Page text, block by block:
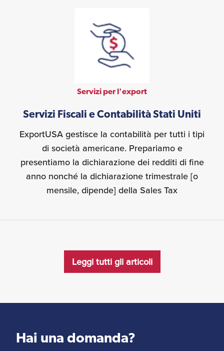
Servizi per l'export
Servizi Fiscali e Contabilità Stati Uniti
ExportUSA gestisce la contabilità per tutti i tipi
di società americane. Prepariamo e
presentiamo la dichiarazione dei redditi di fine
anno nonché la dichiarazione trimestrale [o
mensile, dipende] della Sales Tax
Leggi tutti gli articoli
Hai una domanda?